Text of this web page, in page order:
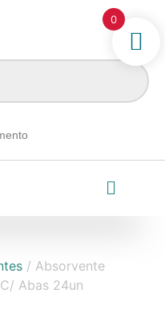
/ Absorvente
Abas 24un
0